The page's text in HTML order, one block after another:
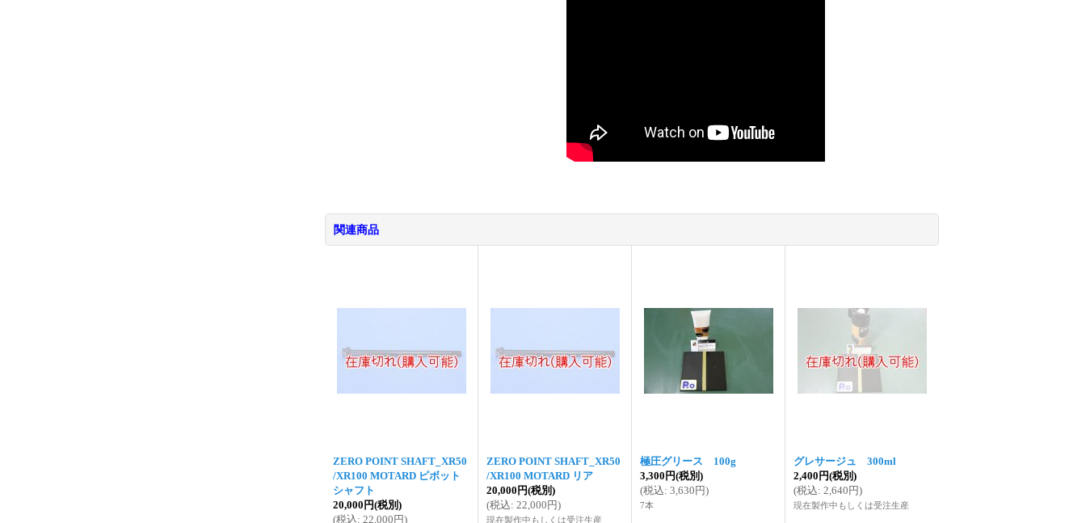
関連商品
ZERO POINT SHAFT_XR50
/XR100 MOTARD ピボット
シャフト
20,000円(税別)
(税込: 22,000円)
ZERO POINT SHAFT_XR50
/XR100 MOTARD リア
20,000円(税別)
(税込: 22,000円)
現在製作中もしくは受注生産
極圧グリース 100g
3,300円(税別)
(税込: 3,630円)
7本
グレサージュ 300ml
2,400円(税別)
(税込: 2,640円)
現在製作中もしくは受注生産